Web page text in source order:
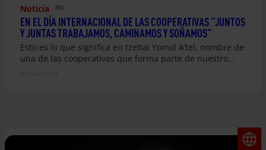
Noticia RSC
EN EL DÍA INTERNACIONAL DE LAS COOPERATIVAS “JUNTOS
Y JUNTAS TRABAJAMOS, CAMINAMOS Y SOÑAMOS”
Esto es lo que significa en tzeltal Yomol A’tel, nombre de
una de las cooperativas que forma parte de nuestro…